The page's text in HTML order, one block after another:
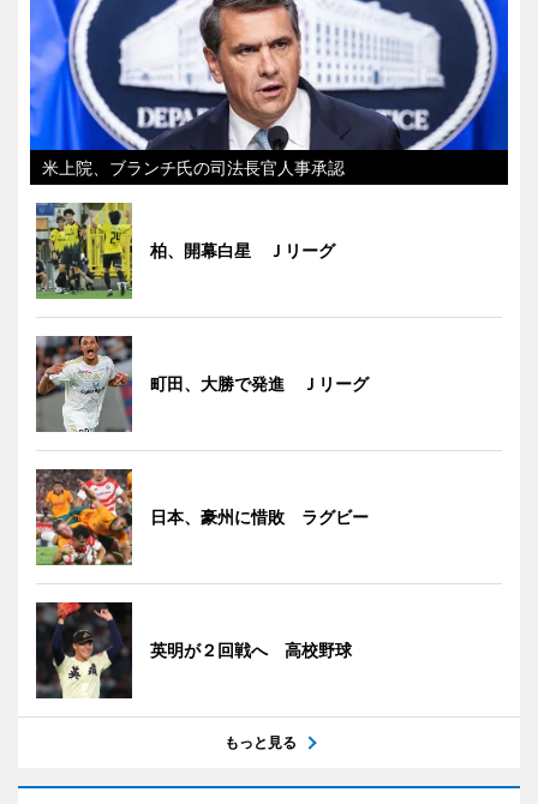
米上院、ブランチ氏の司法長官人事承認
柏、開幕白星 Ｊリーグ
町田、大勝で発進 Ｊリーグ
日本、豪州に惜敗 ラグビー
英明が２回戦へ 高校野球
もっと見る